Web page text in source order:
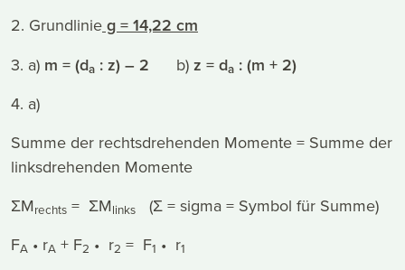
2. Grundlinie g = 14,22 cm
3. a) m = (da : z) – 2 b) z = da : (m + 2)
4. a)
Summe der rechtsdrehenden Momente = Summe der
linksdrehenden Momente
ΣMrechts = ΣMlinks
(Σ = sigma = Symbol für Summe)
FA • rA + F2 • r2 = F1 • r1